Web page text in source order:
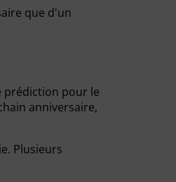
que d'un
prédiction pour le
anniversaire,
Plusieurs